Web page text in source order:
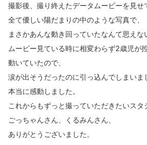
撮影後、撮り終えたデータムービーを見せ
全て優しい陽だまりの中のような写真で、
まさかあんな動き回っていたなんて思えな
ムービー見ている時に相変わらず2歳児が
動いていたので、
涙が出そうだったのに引っ込んでしまいま
本当に感動しました。
これからもずっと撮っていただきたいスタ
ごっちゃんさん、くるみんさん、
ありがとうございました。